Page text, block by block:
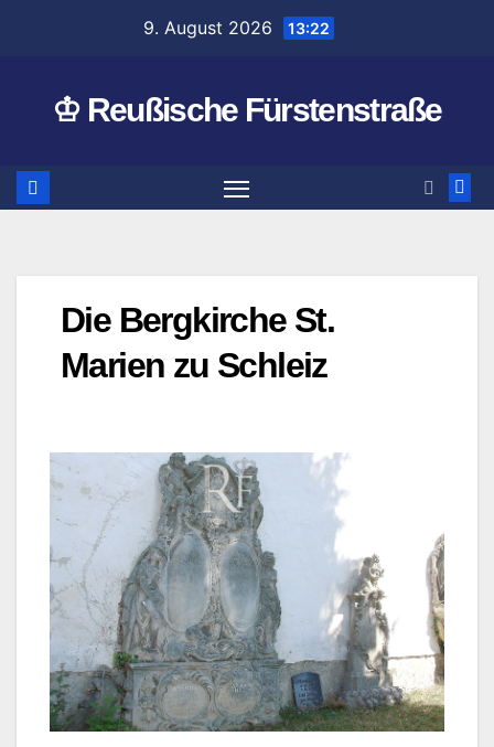
9. August 2026 13:22
♔ Reußische Fürstenstraße
Die Bergkirche St.
Marien zu Schleiz